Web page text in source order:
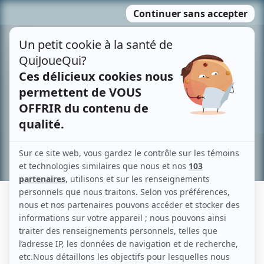
MENU
contenu
Recherche avancée »
JESSICA BEAUPLAT
Liens
Fiche de Jessica Beauplat sur Showbizz.net